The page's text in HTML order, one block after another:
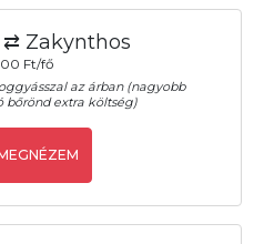
Zakynthos
Ft/fő
az árban (nagyobb
bőrönd extra költség)